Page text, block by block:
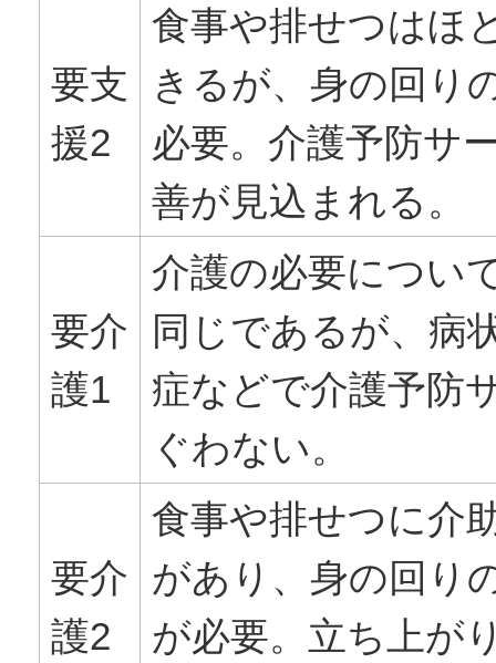
要支
援2
食事や排せつはほ
きるが、身の回り
必要。介護予防サ
善が見込まれる。
要介
護1
介護の必要につい
同じであるが、病
症などで介護予防
ぐわない。
要介
護2
食事や排せつに介
があり、身の回り
が必要。立ち上が